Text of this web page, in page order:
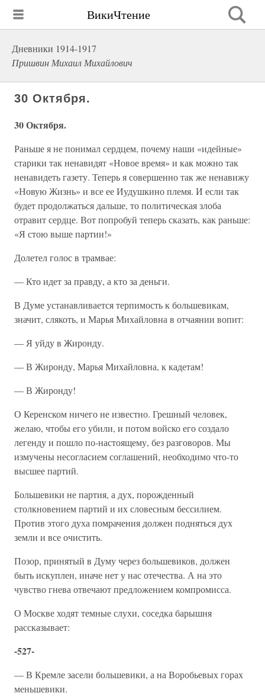
ВикиЧтение
Дневники 1914-1917
Пришвин Михаил Михайлович
30 Октября.
30 Октября.
Раньше я не понимал сердцем, почему наши «идейные»
старики так ненавидят «Новое время» и как можно так
ненавидеть газету. Теперь я совершенно так же ненавижу
«Новую Жизнь» и все ее Иудушкино племя. И если так
будет продолжаться дальше, то политическая злоба
отравит сердце. Вот попробуй теперь сказать, как раньше:
«Я стою выше партии!»
Долетел голос в трамвае:
— Кто идет за правду, а кто за деньги.
В Думе устанавливается терпимость к большевикам,
значит, слякоть, и Марья Михайловна в отчаянии вопит:
— Я уйду в Жиронду.
— В Жиронду, Марья Михайловна, к кадетам!
— В Жиронду!
О Керенском ничего не известно. Грешный человек,
желаю, чтобы его убили, и потом войско его создало
легенду и пошло по-настоящему, без разговоров. Мы
измучены несогласием соглашений, необходимо что-то
высшее партий.
Большевики не партия, а дух, порожденный
столкновением партий и их словесным бессилием.
Против этого духа помрачения должен подняться дух
земли и все очистить.
Позор, принятый в Думу через большевиков, должен
быть искуплен, иначе нет у нас отечества. А на это
чувство гнева отвечают предложением компромисса.
О Москве ходят темные слухи, соседка барышня
рассказывает:
-527-
— В Кремле засели большевики, а на Воробьевых горах
меньшевики.